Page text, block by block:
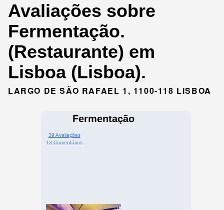
Avaliações sobre
Fermentação.
(Restaurante) em
Lisboa (Lisboa).
LARGO DE SÃO RAFAEL 1, 1100-118 LISBOA
Fermentação
39 Avaliações
13 Comentários